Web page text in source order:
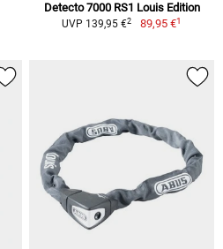
Detecto 7000 RS1 Louis Edition
UVP 139,95 €2 89,95 €1